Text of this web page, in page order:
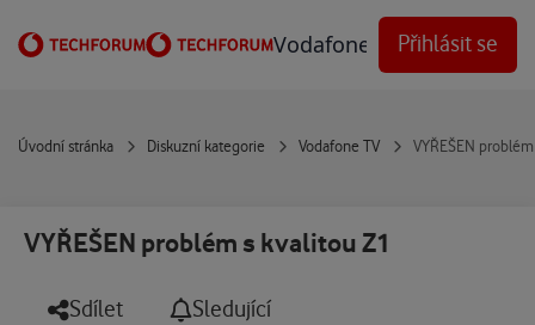
Vodafone Techforum
Přihlásit se
Úvodní stránka Diskuzní kategorie Vodafone TV VYŘEŠEN
VYŘEŠEN problém s kvalitou Z1
Sdílet Sledující